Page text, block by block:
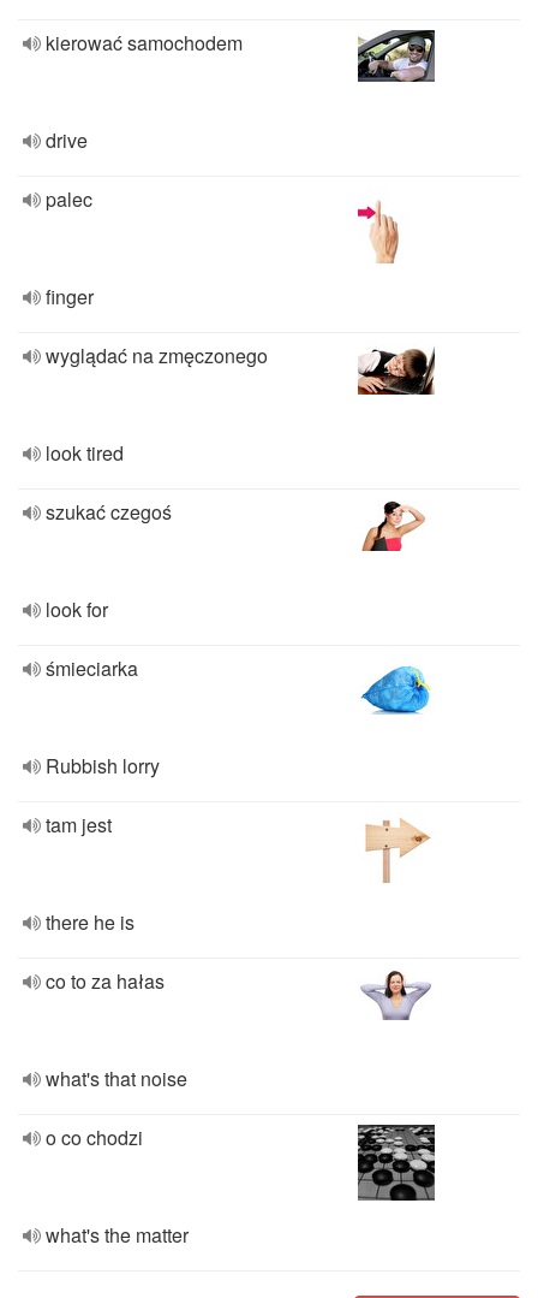
kierować samochodem
drive
palec
finger
wyglądać na zmęczonego
look tired
szukać czegoś
look for
śmieciarka
Rubbish lorry
tam jest
there he is
co to za hałas
what's that noise
o co chodzi
what's the matter